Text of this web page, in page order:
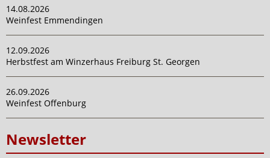
14.08.2026
Weinfest Emmendingen
12.09.2026
Herbstfest am Winzerhaus Freiburg St. Georgen
26.09.2026
Weinfest Offenburg
Newsletter